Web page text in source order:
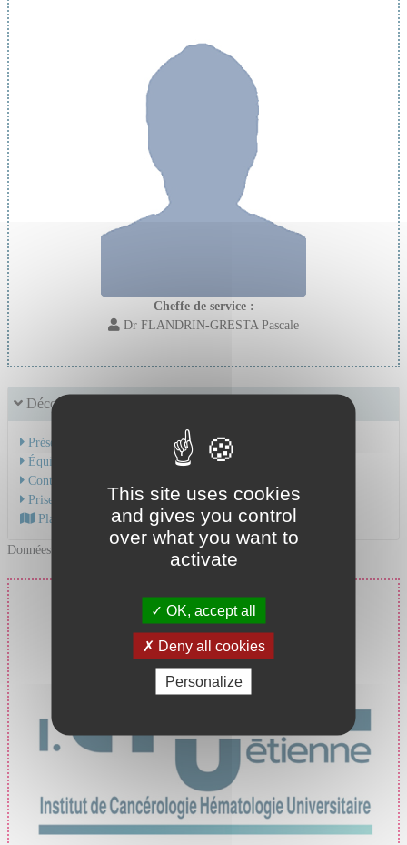
Cheffe de service :
Dr FLANDRIN-GRESTA Pascale
Découvrir le service
Présentation de l'activité
Équipe Médicale
Contacter le service
Prise en charge du cancer
Plan d'accès au CHU
Données mises à jour le 23/04/2025
Prise en charge du cancer
au CHU de Saint-Étienne
This site uses cookies
and gives you control
over what you want to
activate
OK, accept all
Deny all cookies
Personalize